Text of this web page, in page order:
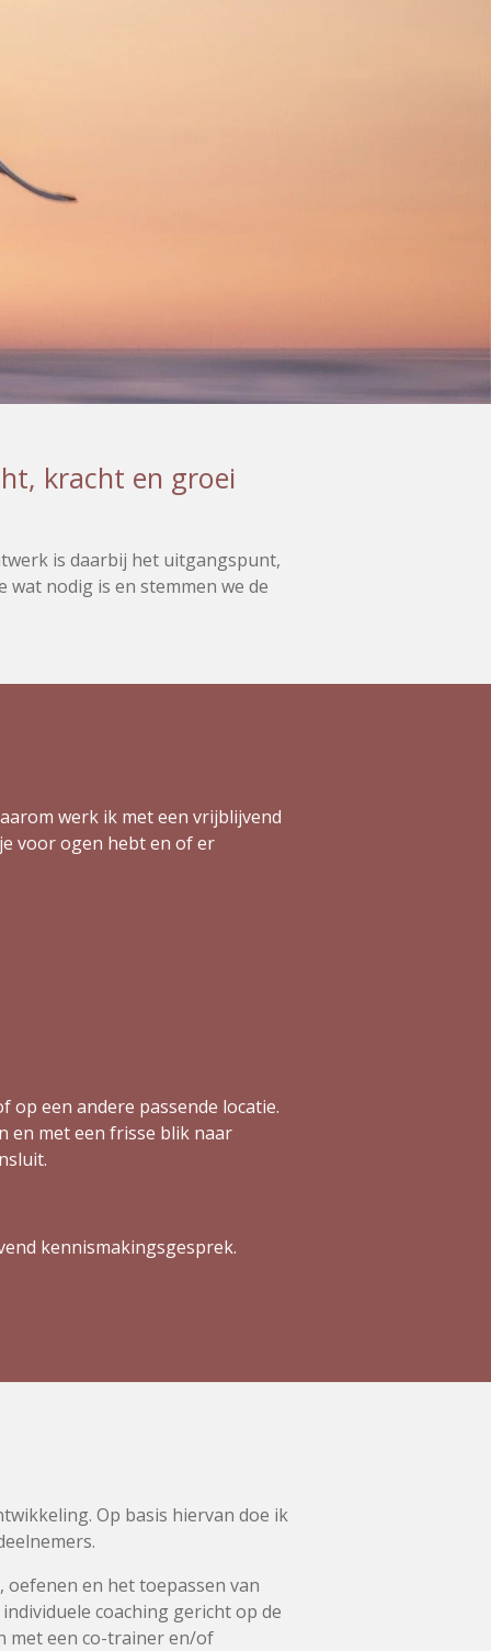
kracht en groei
is daarbij het uitgangspunt,
wat nodig is en stemmen we de
werk ik met een vrijblijvend
voor ogen hebt en of er
een andere passende locatie.
en met een frisse blik naar
kennismakingsgesprek.
Op basis hiervan doe ik
en het toepassen van
coaching gericht op de
met een co-trainer en/of